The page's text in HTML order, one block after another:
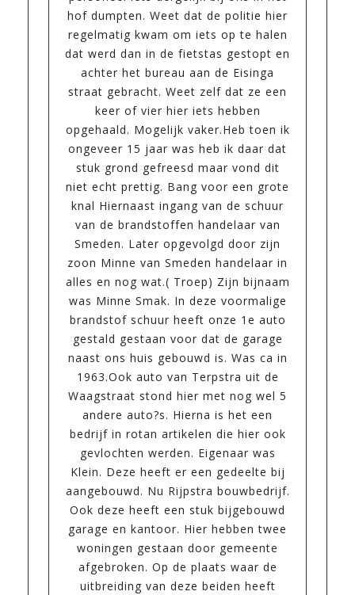
hof dumpten. Weet dat de politie hier
regelmatig kwam om iets op te halen
dat werd dan in de fietstas gestopt en
achter het bureau aan de Eisinga
straat gebracht. Weet zelf dat ze een
keer of vier hier iets hebben
opgehaald. Mogelijk vaker.Heb toen ik
ongeveer 15 jaar was heb ik daar dat
stuk grond gefreesd maar vond dit
niet echt prettig. Bang voor een grote
knal Hiernaast ingang van de schuur
van de brandstoffen handelaar van
Smeden. Later opgevolgd door zijn
zoon Minne van Smeden handelaar in
alles en nog wat.( Troep) Zijn bijnaam
was Minne Smak. In deze voormalige
brandstof schuur heeft onze 1e auto
gestald gestaan voor dat de garage
naast ons huis gebouwd is. Was ca in
1963.Ook auto van Terpstra uit de
Waagstraat stond hier met nog wel 5
andere auto?s. Hierna is het een
bedrijf in rotan artikelen die hier ook
gevlochten werden. Eigenaar was
Klein. Deze heeft er een gedeelte bij
aangebouwd. Nu Rijpstra bouwbedrijf.
Ook deze heeft een stuk bijgebouwd
garage en kantoor. Hier hebben twee
woningen gestaan door gemeente
afgebroken. Op de plaats waar de
uitbreiding van deze beiden heeft